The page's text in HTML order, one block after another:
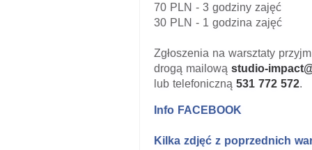
70 PLN - 3 godziny zajęć
30 PLN - 1 godzina zajęć
Zgłoszenia na warsztaty
drogą mailową studio-
lub telefoniczną 531 772 572.
Info FACEBOOK
Kilka zdjęć z poprzednich